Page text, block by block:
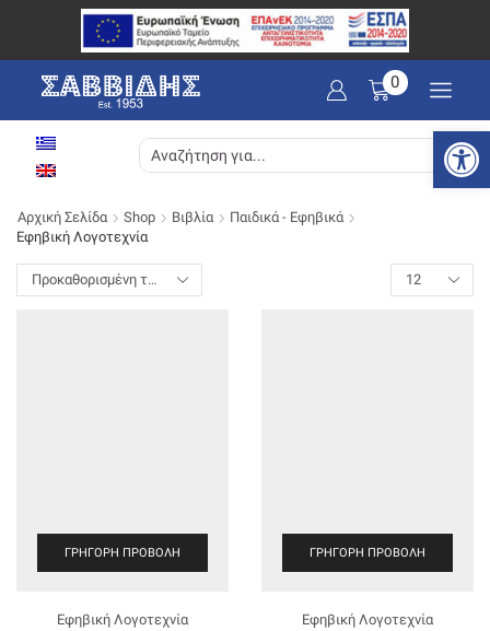
0
Αρχική Σελίδα Shop Βιβλία
Παιδικά - Εφηβικά
Εφηβική Λογοτεχνία
ΓΡΉΓΟΡΗ ΠΡΟΒΟΛΉ
Εφηβική Λογοτεχνία
ΓΡΉΓΟΡΗ ΠΡΟΒΟΛΉ
Εφηβική Λογοτεχνία